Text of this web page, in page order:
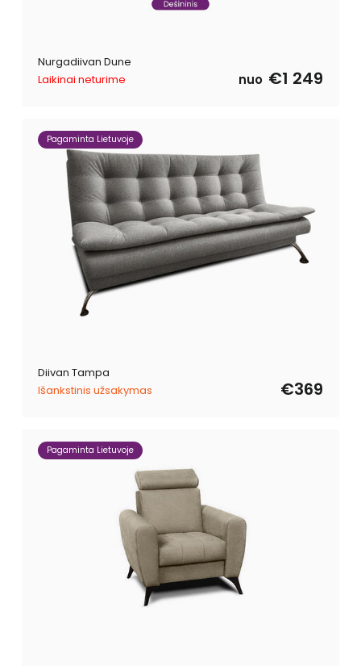
Nurgadiivan Dune
Laikinai neturime
nuo €1 249
Pagaminta Lietuvoje
Diivan Tampa
Išankstinis užsakymas
€369
Pagaminta Lietuvoje